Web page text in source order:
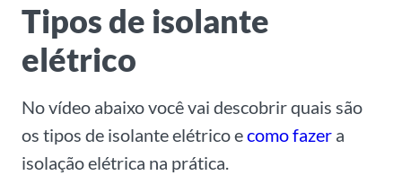
Tipos de isolante
elétrico
No vídeo abaixo você vai descobrir quais são
os tipos de isolante elétrico ecomo fazer a
isolação elétrica na prática.